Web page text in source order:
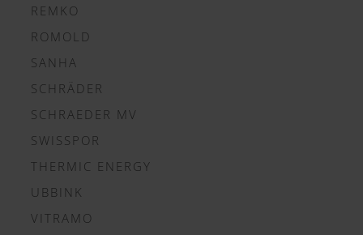
REMKO
ROMOLD
SANHA
SCHRÄDER
SCHRAEDER MV
SWISSPOR
THERMIC ENERGY
UBBINK
VITRAMO